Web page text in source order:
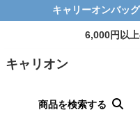
キャリーオンバッ
6,000円以
キャリオン
商品を検索する